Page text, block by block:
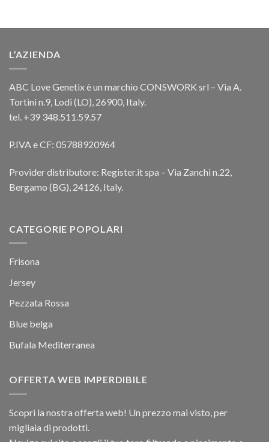
L’AZIENDA
ABC Love Genetix è un marchio CONSWORK srl – Via A.
Tortini n.9, Lodi (LO), 26900, Italy.
tel. +39 348.511.59.57
P.IVA e CF: 05788920964
Provider distributore: Register.it spa – Via Zanchi n.22,
Bergamo (BG), 24126, Italy.
CATEGORIE POPOLARI
Frisona
Jersey
Pezzata Rossa
Blue belga
Bufala Mediterranea
OFFERTA WEB IMPERDIBILE
Scopri la nostra offerta web! Un prezzo mai visto, per
migliaia di prodotti.